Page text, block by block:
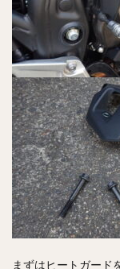
まずはヒートガード